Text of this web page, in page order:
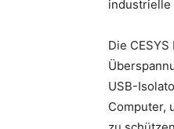
industrielle
Die
USB-
Computer,